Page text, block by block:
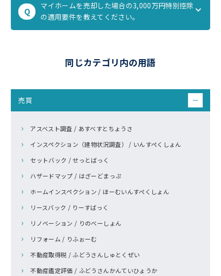
Q
マイホームを売却した場合の3,000万円特別控除
の適用要件を教えてください。
同じカテゴリ内の用語
売買 －
アスベスト調査 / あすべすとちょうさ
インスペクション（建物状況調査） / いんすぺくしょん
セットバック / せっとばっく
ハザードマップ / はざーどまっぷ
ホームインスペクション / ほーむいんすぺくしょん
リースバック / りーすばっく
リノベーション / りのべーしょん
リフォーム / りふぉーむ
不動産取得税 / ふどうさんしゅとくぜい
不動産鑑定評価 / ふどうさんかんていひょうか